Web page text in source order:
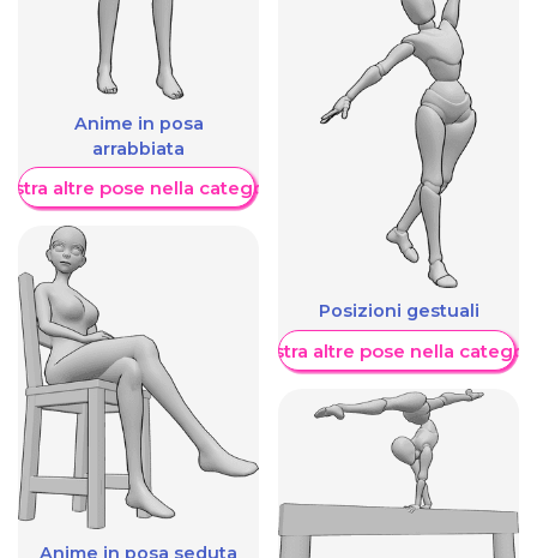
Anime in posa
arrabbiata
altre pose nella categoria
Anime in posa seduta
Posizioni gestuali
Mostra altre pose nella